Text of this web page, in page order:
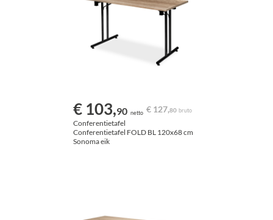
€ 103,90 netto € 127,80 bruto
Conferentietafel
Conferentietafel FOLD BL 120x68 cm
Sonoma eik